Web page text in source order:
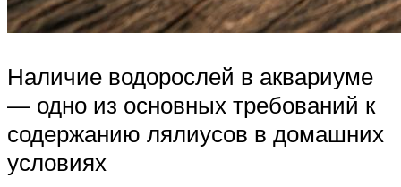
Наличие водорослей в аквариуме
— одно из основных требований к
содержанию лялиусов в домашних
условиях